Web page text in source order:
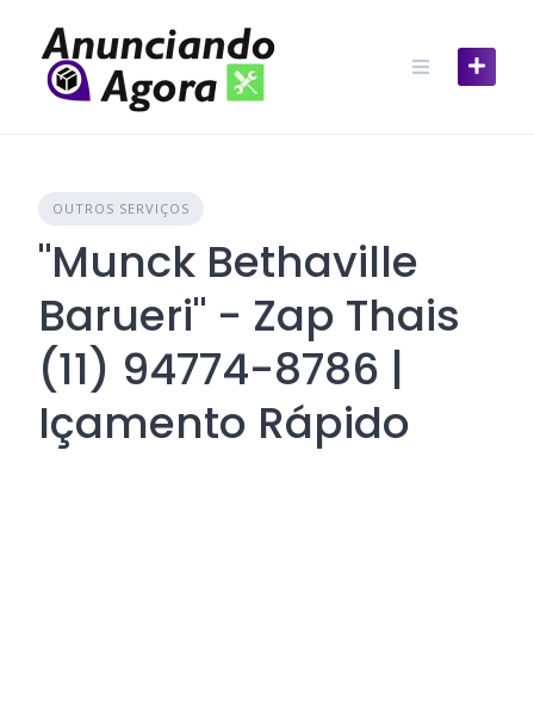
OUTROS SERVIÇOS
"Munck Bethaville
Barueri" - Zap Thais
(11) 94774-8786 |
Içamento Rápido